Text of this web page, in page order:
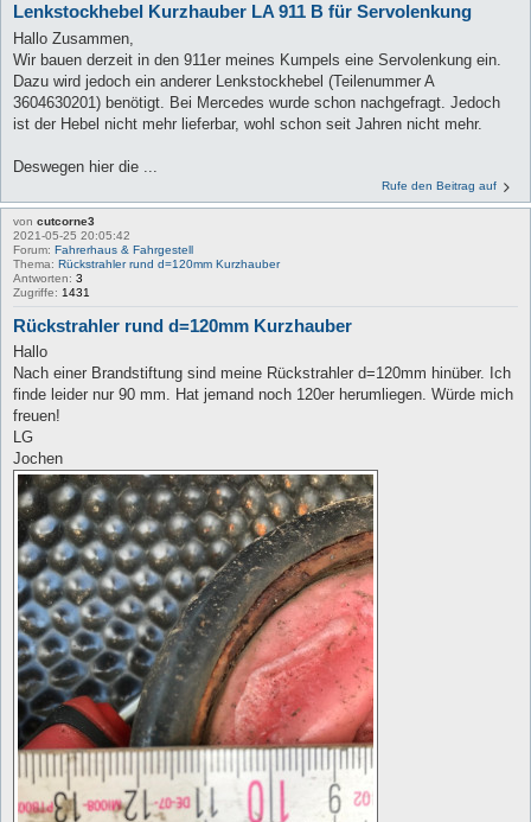
Lenkstockhebel Kurzhauber LA 911 B für Servolenkung
Hallo Zusammen,
Wir bauen derzeit in den 911er meines Kumpels eine Servolenkung ein.
Dazu wird jedoch ein anderer Lenkstockhebel (Teilenummer A
3604630201) benötigt. Bei Mercedes wurde schon nachgefragt. Jedoch
ist der Hebel nicht mehr lieferbar, wohl schon seit Jahren nicht mehr.
Deswegen hier die ...
Rufe den Beitrag auf
von cutcorne3
2021-05-25 20:05:42
Forum: Fahrerhaus & Fahrgestell
Thema: Rückstrahler rund d=120mm Kurzhauber
Antworten: 3
Zugriffe: 1431
Rückstrahler rund d=120mm Kurzhauber
Hallo
Nach einer Brandstiftung sind meine Rückstrahler d=120mm hinüber. Ich
finde leider nur 90 mm. Hat jemand noch 120er herumliegen. Würde mich
freuen!
LG
Jochen